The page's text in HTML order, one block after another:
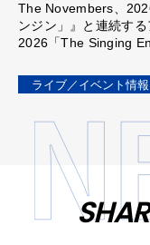
The Novembers、
ンジン」』と連続す
2026「The Singing
ライブ／イベント情報